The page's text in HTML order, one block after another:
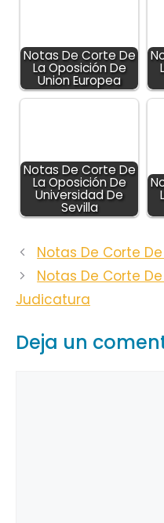
Notas De Corte De
La Oposición De
Union Europea
Notas De Corte De
La Oposición De
Universidad De
Sevilla
Notas De Corte
Notas De Corte
Judicatura
Deja un